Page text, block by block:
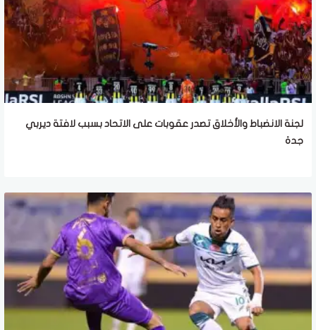
لجنة الانضباط والأخلاق تصدر عقوبات على الاتحاد بسبب لافتة ديربي
جدة